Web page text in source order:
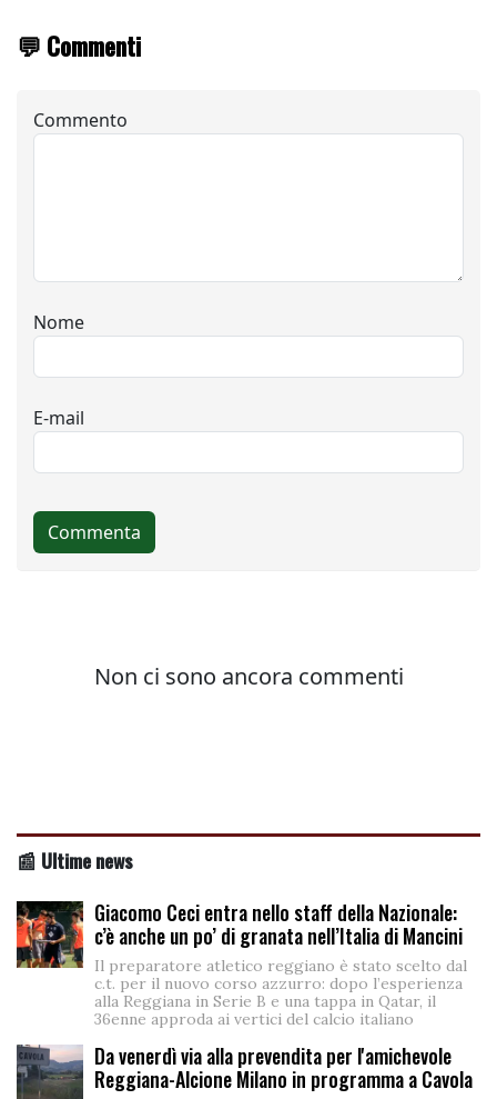
💬 Commenti
📰 Ultime news
Giacomo Ceci entra nello staff della Nazionale:
c’è anche un po’ di granata nell’Italia di Mancini
Il preparatore atletico reggiano è stato scelto dal
c.t. per il nuovo corso azzurro: dopo l’esperienza
alla Reggiana in Serie B e una tappa in Qatar, il
36enne approda ai vertici del calcio italiano
Da venerdì via alla prevendita per l'amichevole
Reggiana-Alcione Milano in programma a Cavola